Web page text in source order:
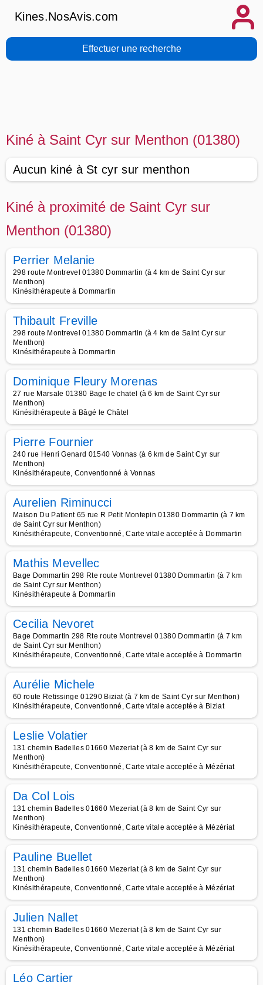
Kines.NosAvis.com
Effectuer une recherche
Kiné à Saint Cyr sur Menthon (01380)
Aucun kiné à St cyr sur menthon
Kiné à proximité de Saint Cyr sur
Menthon (01380)
Perrier Melanie
298 route Montrevel 01380 Dommartin (à 4 km de Saint Cyr sur
Menthon)
Kinésithérapeute à Dommartin
Thibault Freville
298 route Montrevel 01380 Dommartin (à 4 km de Saint Cyr sur
Menthon)
Kinésithérapeute à Dommartin
Dominique Fleury Morenas
27 rue Marsale 01380 Bage le chatel (à 6 km de Saint Cyr sur
Menthon)
Kinésithérapeute à Bâgé le Châtel
Pierre Fournier
240 rue Henri Genard 01540 Vonnas (à 6 km de Saint Cyr sur
Menthon)
Kinésithérapeute, Conventionné à Vonnas
Aurelien Riminucci
Maison Du Patient 65 rue R Petit Montepin 01380 Dommartin (à 7 km
de Saint Cyr sur Menthon)
Kinésithérapeute, Conventionné, Carte vitale acceptée à Dommartin
Mathis Mevellec
Bage Dommartin 298 Rte route Montrevel 01380 Dommartin (à 7 km
de Saint Cyr sur Menthon)
Kinésithérapeute à Dommartin
Cecilia Nevoret
Bage Dommartin 298 Rte route Montrevel 01380 Dommartin (à 7 km
de Saint Cyr sur Menthon)
Kinésithérapeute, Conventionné, Carte vitale acceptée à Dommartin
Aurélie Michele
60 route Retissinge 01290 Biziat (à 7 km de Saint Cyr sur Menthon)
Kinésithérapeute, Conventionné, Carte vitale acceptée à Biziat
Leslie Volatier
131 chemin Badelles 01660 Mezeriat (à 8 km de Saint Cyr sur
Menthon)
Kinésithérapeute, Conventionné, Carte vitale acceptée à Mézériat
Da Col Lois
131 chemin Badelles 01660 Mezeriat (à 8 km de Saint Cyr sur
Menthon)
Kinésithérapeute, Conventionné, Carte vitale acceptée à Mézériat
Pauline Buellet
131 chemin Badelles 01660 Mezeriat (à 8 km de Saint Cyr sur
Menthon)
Kinésithérapeute, Conventionné, Carte vitale acceptée à Mézériat
Julien Nallet
131 chemin Badelles 01660 Mezeriat (à 8 km de Saint Cyr sur
Menthon)
Kinésithérapeute, Conventionné, Carte vitale acceptée à Mézériat
Léo Cartier